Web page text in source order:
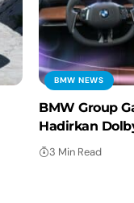
BMW NEWS
BMW Group
Hadirkan
3 Min Read